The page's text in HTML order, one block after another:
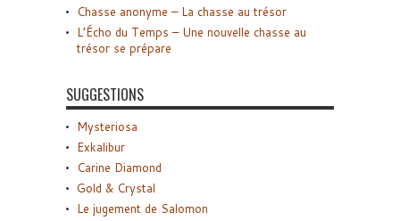
Chasse anonyme – La chasse au trésor
L’Écho du Temps – Une nouvelle chasse au
trésor se prépare
SUGGESTIONS
Mysteriosa
Exkalibur
Carine Diamond
Gold & Crystal
Le jugement de Salomon